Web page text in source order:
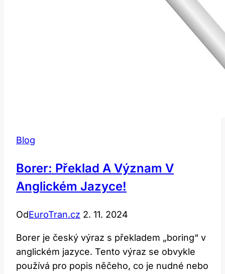
Blog
Borer: Překlad A Význam V
Anglickém Jazyce!
OdEuroTran.cz 2. 11. 2024
Borer je český výraz s překladem „boring“ v
anglickém jazyce. Tento výraz se obvykle
používá pro popis něčeho, co je nudné nebo